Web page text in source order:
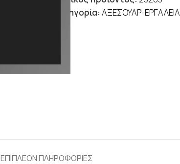
Κατηγορία: ΑΞΕΣΟΥΑΡ-ΕΡΓΑΛΕΙΑ
ΕΠΙΠΛΕΟΝ ΠΛΗΡΟΦΟΡΙΕΣ